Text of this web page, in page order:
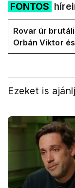
FONTOS
Rovar úr
Orbán Viktor
felelős a
Ezeket is